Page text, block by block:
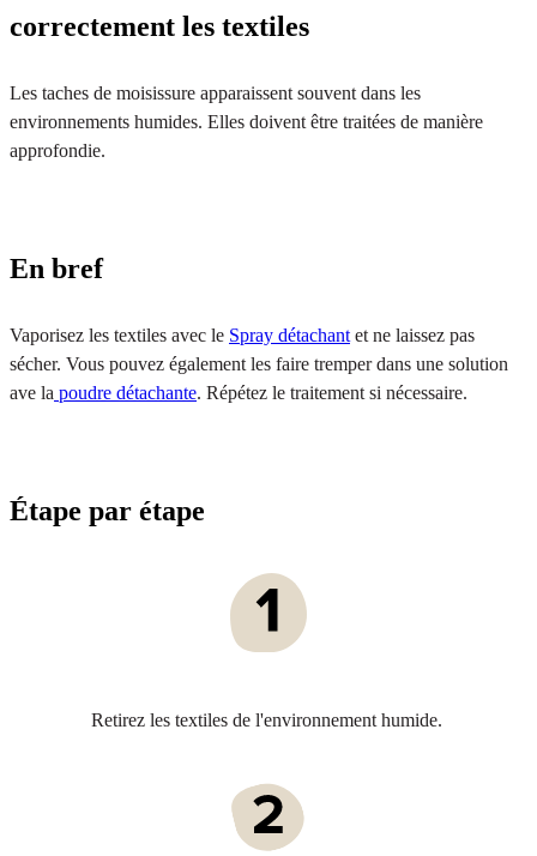
correctement les textiles
Les taches de moisissure apparaissent souvent dans les
environnements humides. Elles doivent être traitées de manière
approfondie.
En bref
Vaporisez les textiles avec le Spray détachant et ne laissez pas
sécher. Vous pouvez également les faire tremper dans une solution
ave la poudre détachante. Répétez le traitement si nécessaire.
Étape par étape
Retirez les textiles de l'environnement humide.